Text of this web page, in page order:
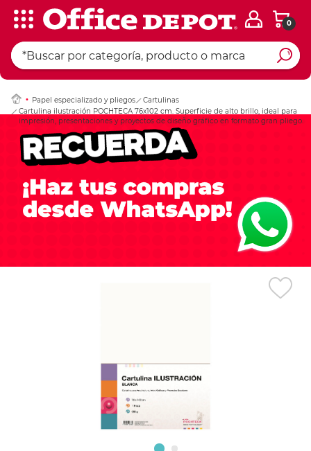
0
Papel especializado y pliegos
Cartulinas
Cartulina ilustración POCHTECA 76x102 cm. Superficie de alto brillo, ideal para
impresión, presentaciones y proyectos de diseño gráfico en formato gran pliego.
Ingresar Codigo